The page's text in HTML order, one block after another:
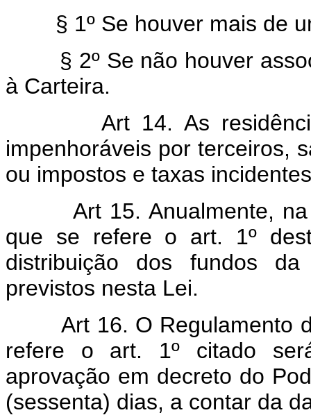
§ 1º Se houver mais de
§ 2º Se não houver
à Carteira.
Art 14. As
impenhoráveis por terceiros,
ou impostos e taxas
Art 15. Anualmente,
que se refere o art. 1º
distribuição dos fundos
previstos nesta Lei.
Art 16. O Regulamento
refere o art. 1º citado
aprovação em decreto do
(sessenta) dias, a contar da